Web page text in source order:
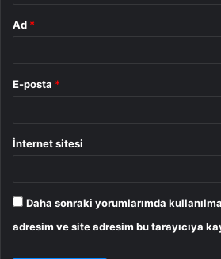
Ad *
E-posta *
İnternet sitesi
Daha sonraki yorumlarımda
adresim ve site adresim bu tarayıcıya